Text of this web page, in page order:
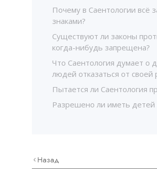
Почему в Саентологии всё
знаками?
Существуют ли законы
когда-нибудь запрещена?
Что Саентология думает о
людей отказаться от своей
Пытается ли Саентология
Разрешено ли иметь детей
Назад